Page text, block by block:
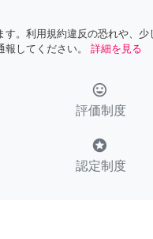
。利用規約違反の恐れや、少
してください。
詳細を見る
tag_faces
評価制度
stars
認定制度